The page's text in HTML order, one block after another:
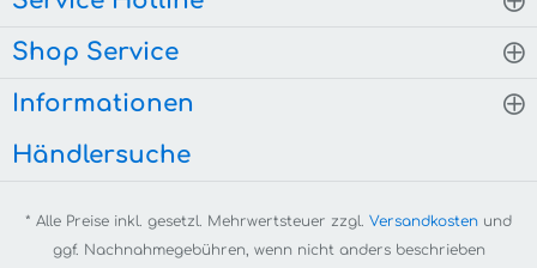
Shop Service
Informationen
Händlersuche
* Alle Preise inkl. gesetzl. Mehrwertsteuer zzgl. Versandkosten und
ggf. Nachnahmegebühren, wenn nicht anders beschrieben